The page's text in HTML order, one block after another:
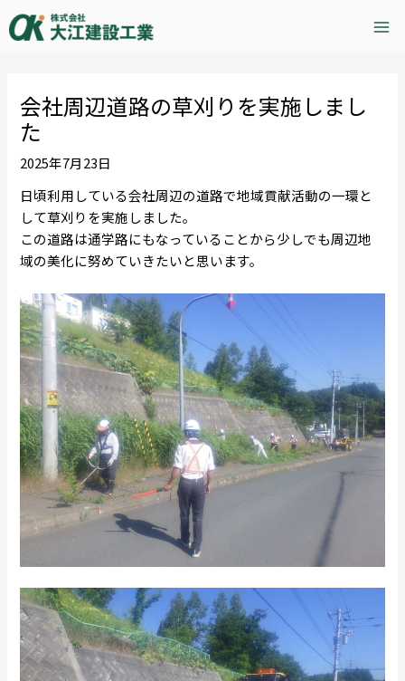
容
会社周辺道路の草刈りを実施しまし
た
2025年7月23日
日頃利用している会社周辺の道路で地域貢献活動の一環と
して草刈りを実施しました。
この道路は通学路にもなっていることから少しでも周辺地
域の美化に努めていきたいと思います。
Post
navigation